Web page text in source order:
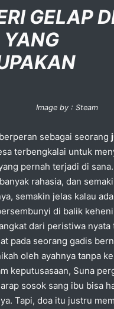
GELAP
YANG
Image by : Steam
sebagai seorang
terbengkalai untuk
pernah terjadi di
rahasia, dan
semakin jelas kalau
di balik
dari peristiwa nyata
pada seorang gadis
oleh ayahnya tanpa
keputusasaan, Suna
sosok sang ibu bisa
Tapi, doa itu justru